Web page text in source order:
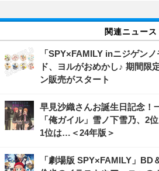
関連ニュース
「SPY×FAMILY inニジゲン
ド、ヨルがおめかし♪ 期間限
ン販売がスタート
早見沙織さんお誕生日記念！
「俺ガイル」雪ノ下雪乃、2
1位は…＜24年版＞
「劇場版 SPY×FAMILY」BD